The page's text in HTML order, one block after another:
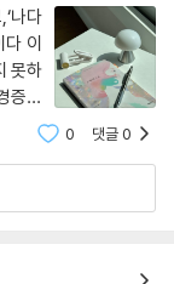
는 우리의 소원으로
있을 때, 비로소 우
습니다. 우리는 지
. 이 책은 여러분이
니다. 선택은, 언제나
시작됩니다.
나다
이
못하
증과
니 정
0 댓글0